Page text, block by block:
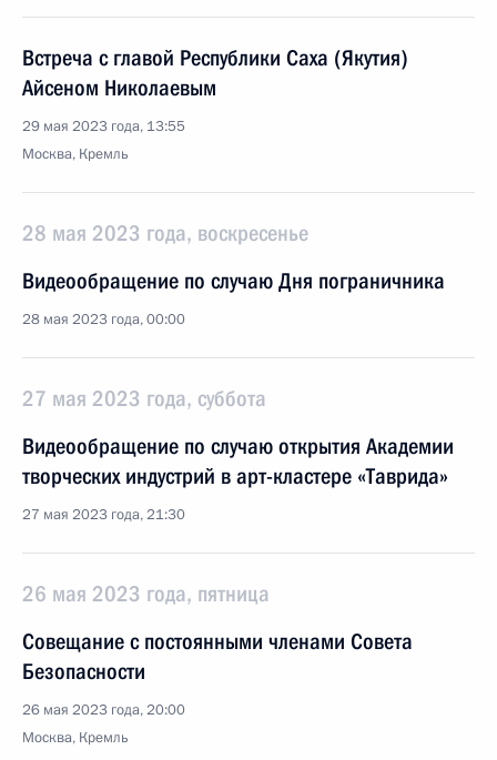
Встреча с главой Республики Саха (Якутия)
Айсеном Николаевым
29 мая 2023 года, 13:55
Москва, Кремль
28 мая 2023 года, воскресенье
Видеообращение по случаю Дня пограничника
28 мая 2023 года, 00:00
27 мая 2023 года, суббота
Видеообращение по случаю открытия Академии
творческих индустрий в арт-кластере «Таврида»
27 мая 2023 года, 21:30
26 мая 2023 года, пятница
Совещание с постоянными членами Совета
Безопасности
26 мая 2023 года, 20:00
Москва, Кремль